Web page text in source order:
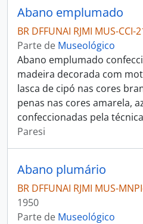
Abano emplumado
BR DFFUNAI RJMI MUS-CCI-
Parte de Museológico
Abano emplumado
madeira decorada com
lasca de cipó nas cores
penas nas cores amarela,
confeccionadas pela
Paresi
Abano plumário
BR DFFUNAI RJMI MUS-
1950
Parte de Museológico